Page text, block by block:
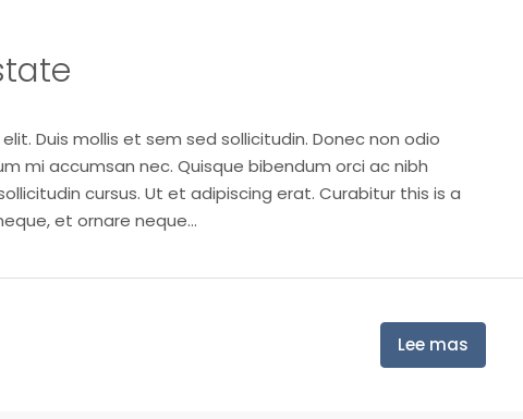
Duis mollis et sem sed sollicitudin. Donec non odio
mi accumsan nec. Quisque bibendum orci ac nibh
cursus. Ut et adipiscing erat. Curabitur this is a
et ornare neque...
Lee mas